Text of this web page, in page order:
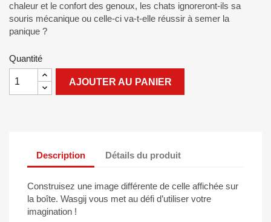
chaleur et le confort des genoux, les chats ignoreront-ils sa
souris mécanique ou celle-ci va-t-elle réussir à semer la
panique ?
Quantité
AJOUTER AU PANIER
Description Détails du produit
Construisez une image différente de celle affichée sur
la boîte. Wasgij vous met au défi d’utiliser votre
imagination !